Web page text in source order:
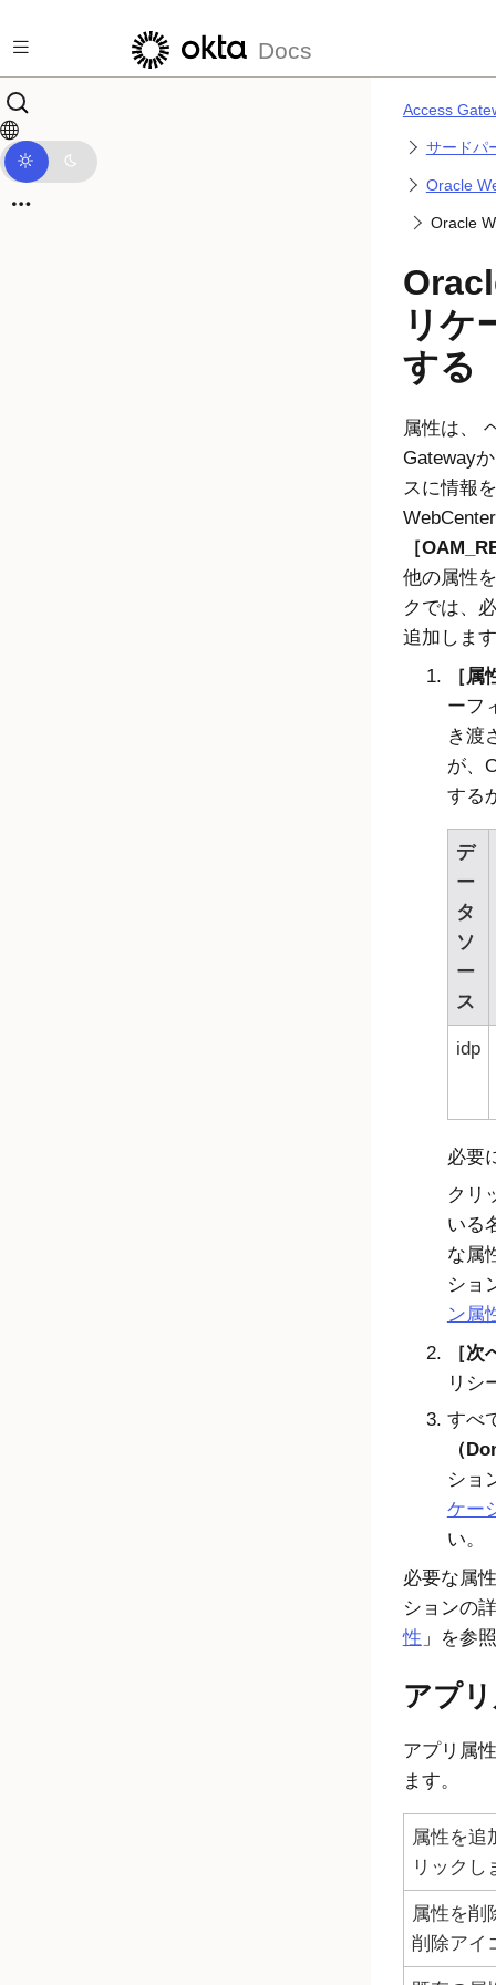
Docs
Access
サードパ
Oracle
Oracle
リケ
する
属性は、
Gateway
スに情報
他の属性
クでは、
追加しま
属
ーフ
き渡
が、
する
デ
ー
タ
ソ
ー
ス
idp
必要
クリ
いる
な属
ショ
ン属
次
リシ
すべ
（
ショ
ケー
い。
必要な属
ションの
性 」を参
アプ
アプリ属
ます。
属性を追
リックし
属性を削
削除アイ